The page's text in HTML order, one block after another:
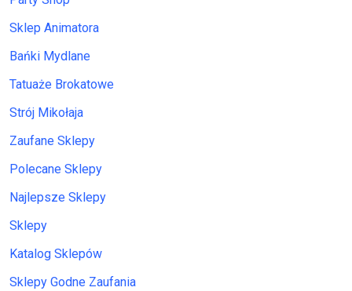
Sklep Animatora
Bańki Mydlane
Tatuaże Brokatowe
Strój Mikołaja
Zaufane Sklepy
Polecane Sklepy
Najlepsze Sklepy
Sklepy
Katalog Sklepów
Sklepy Godne Zaufania